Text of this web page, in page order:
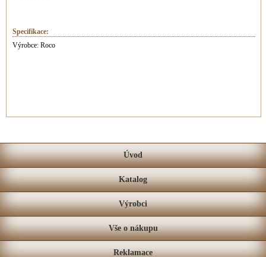
Specifikace:
Výrobce: Roco
Úvod
Katalog
Výrobci
Vše o nákupu
Reklamace